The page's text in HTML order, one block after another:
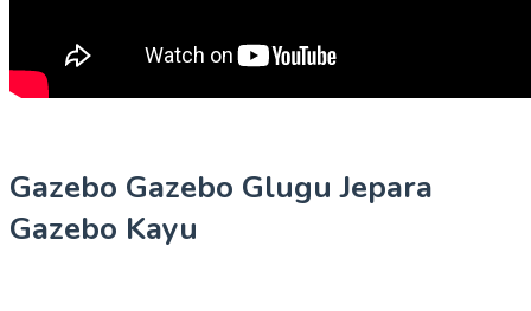
Gazebo Gazebo Glugu Jepara
Gazebo Kayu